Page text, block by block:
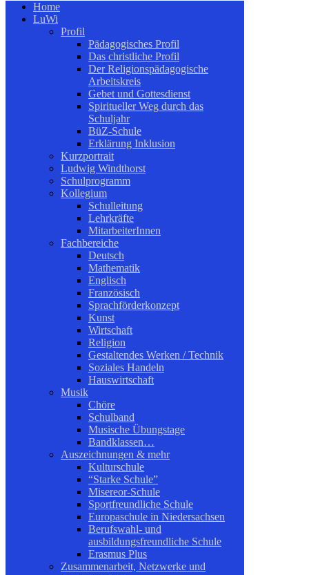
Home
LuWi
Profil
Pädagogisches Profil
Das christliche Profil
Der Religionspädagogische
Arbeitskreis
Gebet und Gottesdienst
Spiritueller Weg durch das
Schuljahr
BüZ-Schule
Erklärung Inklusion
Kurzportrait
Ludwig Windthorst
Schulprogramm
Kollegium
Schulleitung
Lehrkräfte
MitarbeiterInnen
Fachbereiche
Deutsch
Mathematik
Englisch
Französisch
Sprachförderkonzept
Kunst
Wirtschaft
Religion
Gestaltendes Werken / Technik
Soziales Handeln
Hauswirtschaft
Musik
Chöre
Schulband
Musische Übungstage
Bandklassen…
Auszeichnungen & mehr
Kulturschule
“Starke Schule”
Misereor-Schule
Sportfreundliche Schule
Europaschule in Niedersachsen
Berufswahl- und
ausbildungsfreundliche Schule
Erasmus Plus
Zusammenarbeit, Netzwerke und